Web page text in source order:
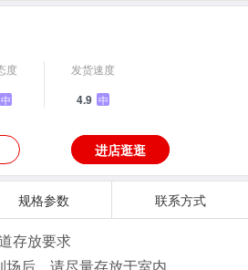
度
中
发货速度
4.9 中
进店逛逛
规格参数 联系方式
存放要求